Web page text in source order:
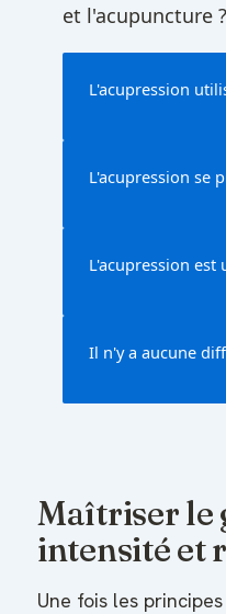
et l'acupuncture ?
L'acupression
L'acupression se
L'acupression
Il n'y a aucune
Maîtriser le
intensité et
Une fois les